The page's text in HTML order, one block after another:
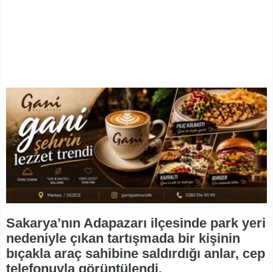
Sakarya’nın Adapazarı ilçesinde park yeri
nedeniyle çıkan tartışmada bir kişinin
bıçakla araç sahibine saldırdığı anlar, cep
telefonuyla görüntülendi.